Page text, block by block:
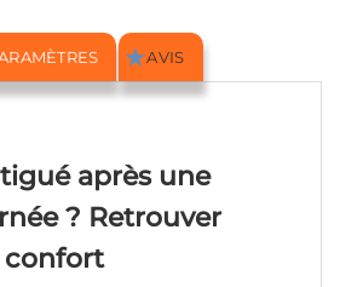
AVIS
après une
? Retrouver
confort